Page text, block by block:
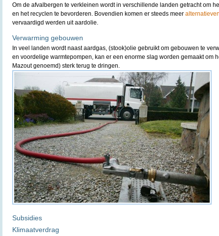
Om de afvalbergen te verkleinen wordt in verschillende landen getracht om
en het recyclen te bevorderen. Bovendien komen er steeds meer
vervaardigd werden uit aardolie.
Verwarming gebouwen
In veel landen wordt naast aardgas, (stook)olie gebruikt om gebouwen te
en voordelige warmtepompen, kan er een enorme slag worden gemaakt om
Mazout genoemd) sterk terug te dringen.
Subsidies
Klimaatverdrag